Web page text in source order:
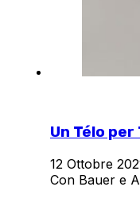
Un Télo per
12 Ottobre
Con Bauer e